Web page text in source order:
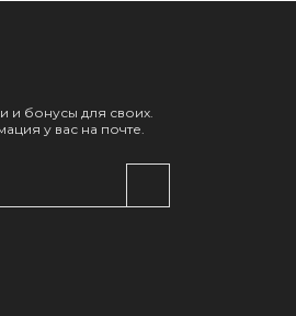
и бонусы для своих.
у вас на почте.